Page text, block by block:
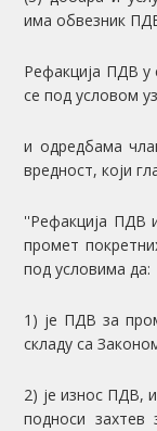
има обвезник
Рефакција ПДВ у
се под условом
и одредбама
вредност, који
''Рефакција ПДВ
промет
под условима да:
1) је ПДВ за
складу са
2) је износ ПДВ,
подноси